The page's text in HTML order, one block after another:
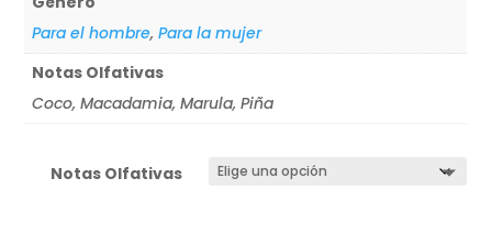
Para el hombre,Para la mujer
Notas Olfativas
Coco, Macadamia, Marula, Piña
Notas Olfativas